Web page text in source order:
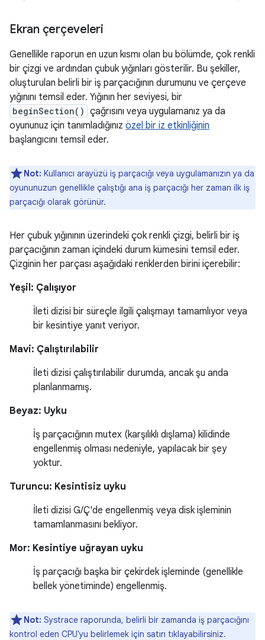
Ekran çerçeveleri
Genellikle raporun en uzun kısmı olan bu bölümde, çok renkli
bir çizgi ve ardından çubuk yığınları gösterilir. Bu şekiller,
oluşturulan belirli bir iş parçacığının durumunu ve çerçeve
yığınını temsil eder. Yığının her seviyesi, bir
beginSection() çağrısını veya uygulamanız ya da
oyununuz için tanımladığınız özel bir iz etkinliğinin
başlangıcını temsil eder.
Not: Kullanıcı arayüzü iş parçacığı veya uygulamanızın ya da
oyununuzun genellikle çalıştığı ana iş parçacığı her zaman ilk iş
parçacığı olarak görünür.
Her çubuk yığınının üzerindeki çok renkli çizgi, belirli bir iş
parçacığının zaman içindeki durum kümesini temsil eder.
Çizginin her parçası aşağıdaki renklerden birini içerebilir:
Yeşil: Çalışıyor
İleti dizisi bir süreçle ilgili çalışmayı tamamlıyor veya
bir kesintiye yanıt veriyor.
Mavi: Çalıştırılabilir
İleti dizisi çalıştırılabilir durumda, ancak şu anda
planlanmamış.
Beyaz: Uyku
İş parçacığının mutex (karşılıklı dışlama) kilidinde
engellenmiş olması nedeniyle, yapılacak bir şey
yoktur.
Turuncu: Kesintisiz uyku
İleti dizisi G/Ç'de engellenmiş veya disk işleminin
tamamlanmasını bekliyor.
Mor: Kesintiye uğrayan uyku
İş parçacığı başka bir çekirdek işleminde (genellikle
bellek yönetiminde) engellenmiş.
Not: Systrace raporunda, belirli bir zamanda iş parçacığını
kontrol eden CPU'yu belirlemek için satırı tıklayabilirsiniz.